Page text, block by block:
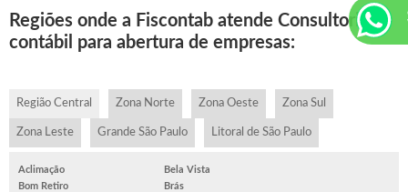
Regiões onde a Fiscontab atende Consultoria
contábil para abertura de empresas:
Região Central Zona Norte Zona Oeste Zona Sul
Zona Leste Grande São Paulo Litoral de São Paulo
Aclimação
Bela Vista
Bom Retiro
Brás